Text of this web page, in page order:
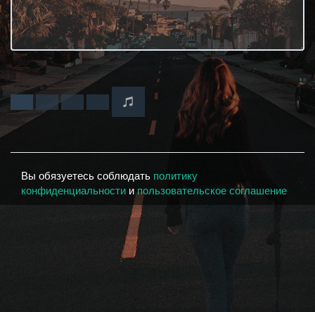
Вы обязуетесь соблюдать политику
конфиденциальности ипользовательское соглашение